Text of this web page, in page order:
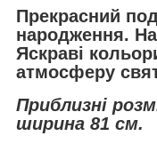
Прекрасний
народження.
Яскраві
атмосферу
Приблизні
ширина 81 см.